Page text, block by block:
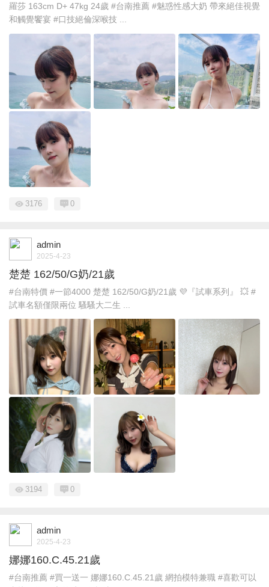
羅莎 163cm D+ 47kg 24歲 #台南推薦 #魅惑性感大奶 帶來絕佳視覺
和觸覺饗宴 #口技絕倫深喉技 ...
3176 0
admin
2025-4-23
楚楚 162/50/G奶/21歲
#台南特價 #一節4000 楚楚 162/50/G奶/21歲 💜『試車系列』 💥 #
試車名額僅限兩位 騷騷大二生 ...
3194 0
admin
2025-4-23
娜娜160.C.45.21歲
#台南推薦 #買一送一 娜娜160.C.45.21歲 網拍模特兼職 #喜歡可以